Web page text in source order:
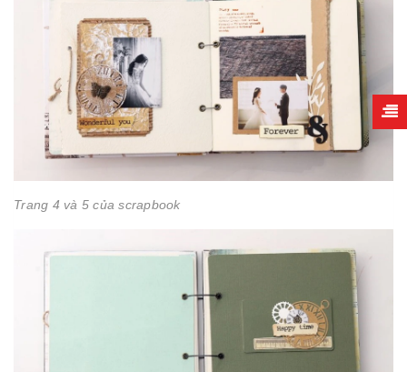
Trang 4 và 5 của scrapbook